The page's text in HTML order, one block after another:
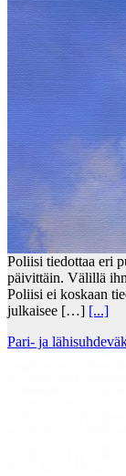
Poliisi tiedottaa eri
päivittäin. Välillä
Poliisi ei koskaan
julkaisee […] [...]
Pari- ja